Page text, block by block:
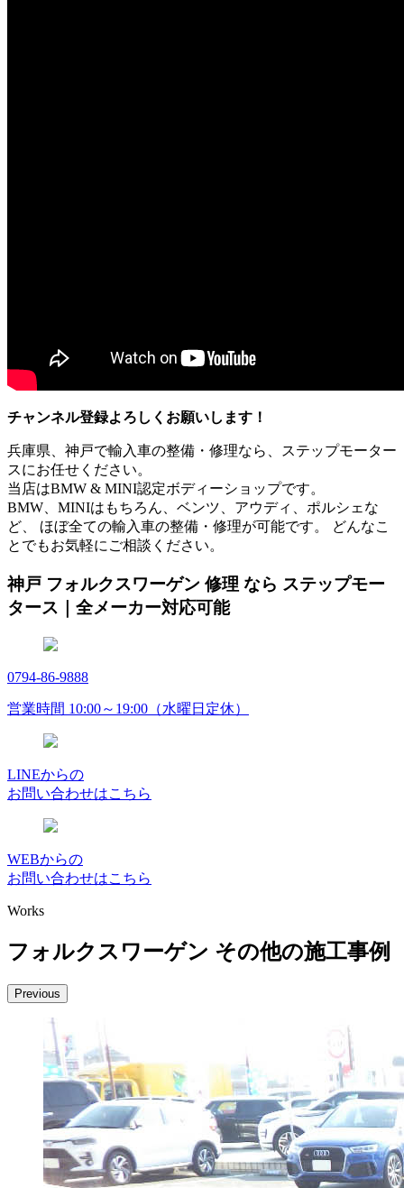
チャンネル登録よろしくお願いします！
兵庫県、神戸で輸入車の整備・修理なら、ステップモーター
スにお任せください。
当店はBMW & MINI認定ボディーショップです。
BMW、MINIはもちろん、ベンツ、アウディ、ポルシェな
ど、 ほぼ全ての輸入車の整備・修理が可能です。 どんなこ
とでもお気軽にご相談ください。
神戸 フォルクスワーゲン 修理 なら ステップモー
タース｜全メーカー対応可能
0794-86-9888
営業時間 10:00～19:00（水曜日定休）
LINEからの
お問い合わせはこちら
WEBからの
お問い合わせはこちら
Works
フォルクスワーゲン その他の施工事例
Previous